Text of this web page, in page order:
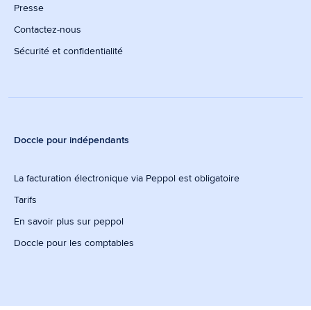
Presse
Contactez-nous
Sécurité et confidentialité
Doccle pour indépendants
La facturation électronique via Peppol est obligatoire
Tarifs
En savoir plus sur peppol
Doccle pour les comptables